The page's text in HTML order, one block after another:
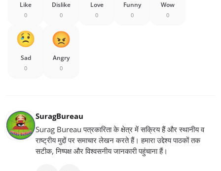
Like
0
Dislike
0
Love
0
Funny
0
Wow
0
Sad
0
Angry
0
SuragBureau
Surag Bureau पत्रकारिता के क्षेत्र में सक्रिय हैं और स्थानीय व
राष्ट्रीय मुद्दों पर समाचार लेखन करते हैं। हमारा उद्देश्य पाठकों तक
सटीक, निष्पक्ष और विश्वसनीय जानकारी पहुंचाना हैं।